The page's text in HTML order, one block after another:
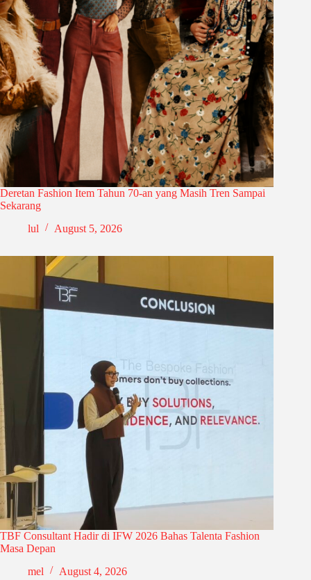
Deretan Fashion Item Tahun 70-an yang Masih Tren Sampai
Sekarang
lul
August 5, 2026
TBF Consultant Hadir di IFW 2026 Bahas Talenta Fashion
Masa Depan
mel
August 4, 2026